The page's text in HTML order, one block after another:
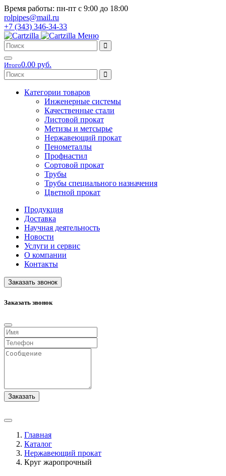
Время работы: пн-пт с 9:00 до 18:00
rolpipes@mail.ru
+7 (343) 346-34-33
Меню
Итого0.00 руб.
Категории товаров
Инженерные системы
Качественные стали
Листовой прокат
Метизы и метсырье
Нержавеющий прокат
Пенометаллы
Профнастил
Сортовой прокат
Трубы
Трубы специального назначения
Цветной прокат
Продукция
Доставка
Научная деятельность
Новости
Услуги и сервис
О компании
Контакты
Заказать звонок
Заказать звонок
Заказать
Главная
Каталог
Нержавеющий прокат
Круг жаропрочный